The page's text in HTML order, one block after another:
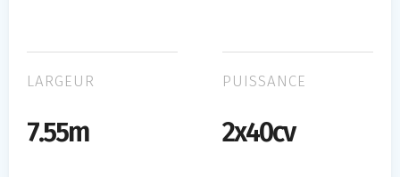
LARGEUR
7.55m
PUISSANCE
2x40cv